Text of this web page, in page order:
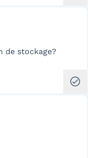
de stockage?
check_circle